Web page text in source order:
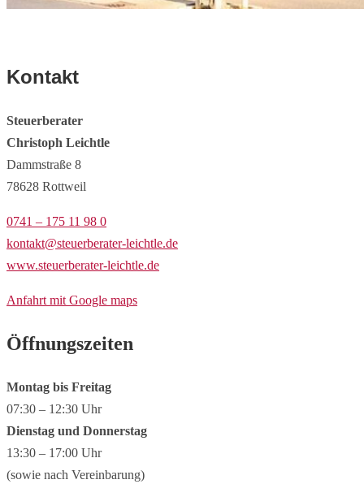
Kontakt
Steuerberater
Christoph Leichtle
Dammstraße 8
78628 Rottweil
0741 – 175 11 98 0
kontakt@steuerberater-leichtle.de
www.steuerberater-leichtle.de
Anfahrt mit Google maps
Öffnungszeiten
Montag bis Freitag
07:30 – 12:30 Uhr
Dienstag und Donnerstag
13:30 – 17:00 Uhr
(sowie nach Vereinbarung)